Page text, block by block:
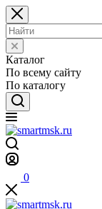
Каталог
По всему сайту
По каталогу
0